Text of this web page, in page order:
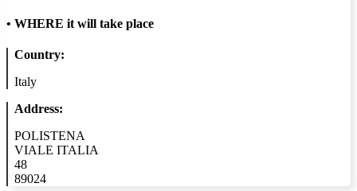
• WHERE it will take place
Country:
Italy
Address:
POLISTENA
VIALE ITALIA
48
89024